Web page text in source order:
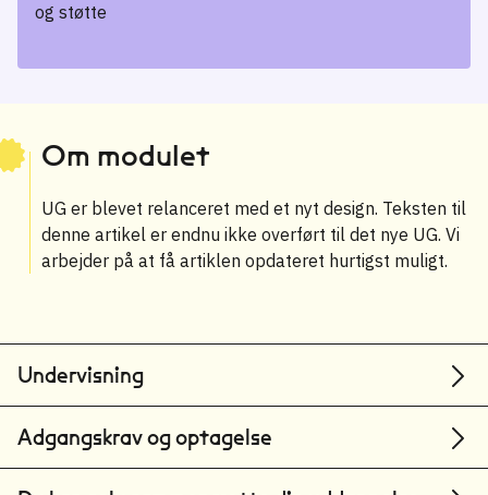
og støtte
Om modulet
UG er blevet relanceret med et nyt design. Teksten til
denne artikel er endnu ikke overført til det nye UG. Vi
arbejder på at få artiklen opdateret hurtigst muligt.
Undervisning
Adgangskrav og optagelse